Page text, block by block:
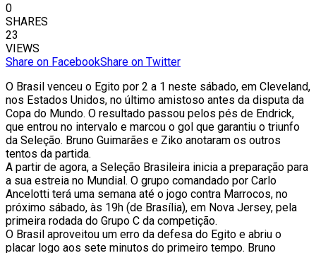
0
SHARES
23
VIEWS
Share on FacebookShare on Twitter
O Brasil venceu o Egito por 2 a 1 neste sábado, em Cleveland,
nos Estados Unidos, no último amistoso antes da disputa da
Copa do Mundo. O resultado passou pelos pés de Endrick,
que entrou no intervalo e marcou o gol que garantiu o triunfo
da Seleção. Bruno Guimarães e Ziko anotaram os outros
tentos da partida.
A partir de agora, a Seleção Brasileira inicia a preparação para
a sua estreia no Mundial. O grupo comandado por Carlo
Ancelotti terá uma semana até o jogo contra Marrocos, no
próximo sábado, às 19h (de Brasília), em Nova Jersey, pela
primeira rodada do Grupo C da competição.
O Brasil aproveitou um erro da defesa do Egito e abriu o
placar logo aos sete minutos do primeiro tempo. Bruno